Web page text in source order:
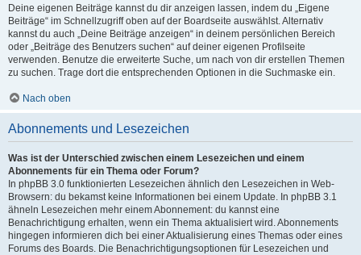
Deine eigenen Beiträge kannst du dir anzeigen lassen, indem du „Eigene
Beiträge“ im Schnellzugriff oben auf der Boardseite auswählst. Alternativ
kannst du auch „Deine Beiträge anzeigen“ in deinem persönlichen Bereich
oder „Beiträge des Benutzers suchen“ auf deiner eigenen Profilseite
verwenden. Benutze die erweiterte Suche, um nach von dir erstellen Themen
zu suchen. Trage dort die entsprechenden Optionen in die Suchmaske ein.
Nach oben
Abonnements und Lesezeichen
Was ist der Unterschied zwischen einem Lesezeichen und einem
Abonnements für ein Thema oder Forum?
In phpBB 3.0 funktionierten Lesezeichen ähnlich den Lesezeichen in Web-
Browsern: du bekamst keine Informationen bei einem Update. In phpBB 3.1
ähneln Lesezeichen mehr einem Abonnement: du kannst eine
Benachrichtigung erhalten, wenn ein Thema aktualisiert wird. Abonnements
hingegen informieren dich bei einer Aktualisierung eines Themas oder eines
Forums des Boards. Die Benachrichtigungsoptionen für Lesezeichen und